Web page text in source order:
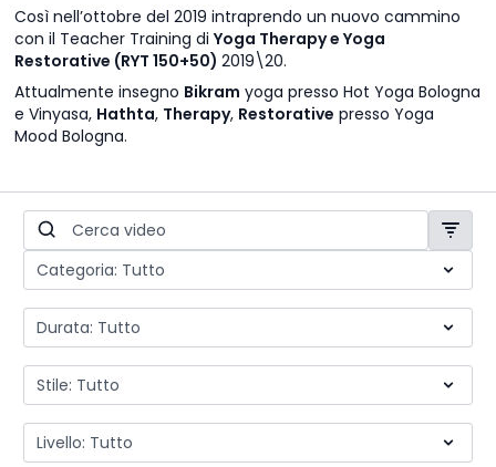
Così nell’ottobre del 2019 intraprendo un nuovo cammino
con il Teacher Training diYoga Therapy e Yoga
Restorative (RYT 150+50)2019\20.
Attualmente insegno Bikram yoga presso Hot Yoga Bologna
e Vinyasa, Hathta, Therapy, Restorative presso Yoga
Mood Bologna.